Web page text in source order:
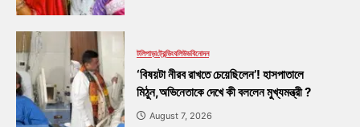
টলিপাড়াট্রেন্ডিংবলিউডবিনোদন
‘বিষয়টা নীরব রাখতে চেয়েছিলেন’! হাসপাতালে
মিঠুন,অভিনেতাকে দেখে কী বললেন মুখ্যমন্ত্রী ?
August 7, 2026